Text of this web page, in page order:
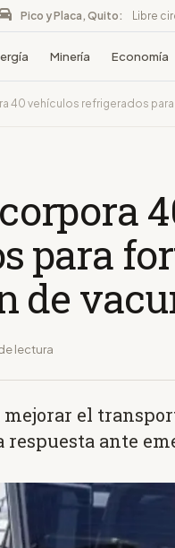
Pico y Placa, Quito: Libre
Minería Economía
40 vehículos refrigerados
para
de
lectura
el
respuesta ante